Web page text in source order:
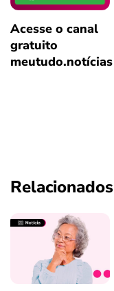
Acesse o canal
gratuito
meutudo.notícias
Relacionados